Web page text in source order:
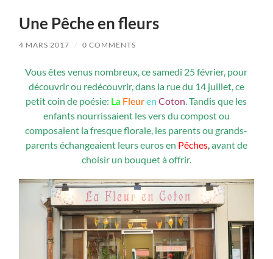
Une Pêche en fleurs
4 MARS 2017 / 0 COMMENTS
Vous êtes venus nombreux, ce samedi 25 février, pour
découvrir ou redécouvrir, dans la rue du 14 juillet, ce
petit coin de poésie: La FleurenCoton . Tandis que les
enfants nourrissaient les vers du compost ou
composaient la fresque florale, les parents ou grands-
parents échangeaient leurs euros en Pêches, avant de
choisir un bouquet à offrir.